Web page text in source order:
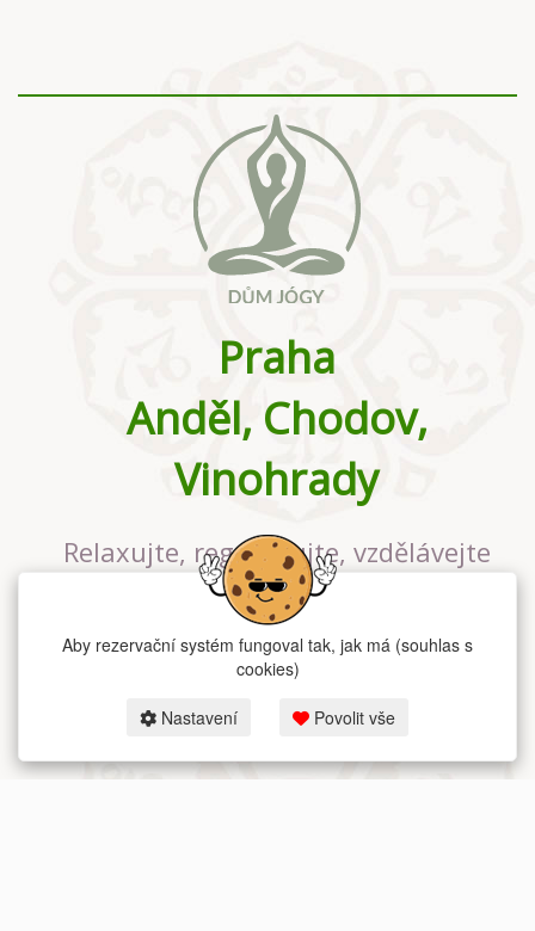
Praha
Anděl, Chodov,
Vinohrady
Relaxujte, regenerujte, vzdělávejte
se v největším jógovém studiu v
Praze
Aby rezervační systém fungoval tak, jak má (souhlas s
cookies)
Nastavení Povolit vše